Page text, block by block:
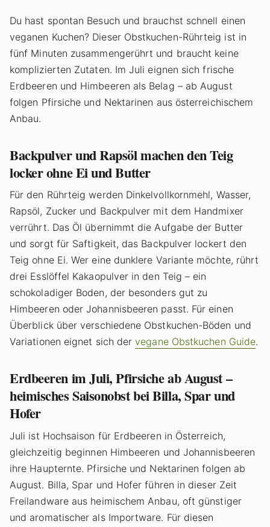
Du hast spontan Besuch und brauchst schnell einen
veganen Kuchen? Dieser Obstkuchen-Rührteig ist in
fünf Minuten zusammengerührt und braucht keine
komplizierten Zutaten. Im Juli eignen sich frische
Erdbeeren und Himbeeren als Belag – ab August
folgen Pfirsiche und Nektarinen aus österreichischem
Anbau.
Backpulver und Rapsöl machen den Teig
locker ohne Ei und Butter
Für den Rührteig werden Dinkelvollkornmehl, Wasser,
Rapsöl, Zucker und Backpulver mit dem Handmixer
verrührt. Das Öl übernimmt die Aufgabe der Butter
und sorgt für Saftigkeit, das Backpulver lockert den
Teig ohne Ei. Wer eine dunklere Variante möchte, rührt
drei Esslöffel Kakaopulver in den Teig – ein
schokoladiger Boden, der besonders gut zu
Himbeeren oder Johannisbeeren passt. Für einen
Überblick über verschiedene Obstkuchen-Böden und
Variationen eignet sich dervegane Obstkuchen Guide.
Erdbeeren im Juli, Pfirsiche ab August –
heimisches Saisonobst bei Billa, Spar und
Hofer
Juli ist Hochsaison für Erdbeeren in Österreich,
gleichzeitig beginnen Himbeeren und Johannisbeeren
ihre Haupternte. Pfirsiche und Nektarinen folgen ab
August. Billa, Spar und Hofer führen in dieser Zeit
Freilandware aus heimischem Anbau, oft günstiger
und aromatischer als Importware. Für diesen